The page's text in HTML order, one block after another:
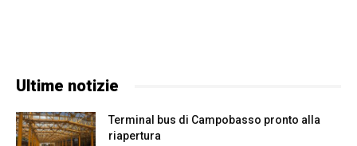
Ultime notizie
Terminal bus di Campobasso pronto alla
riapertura